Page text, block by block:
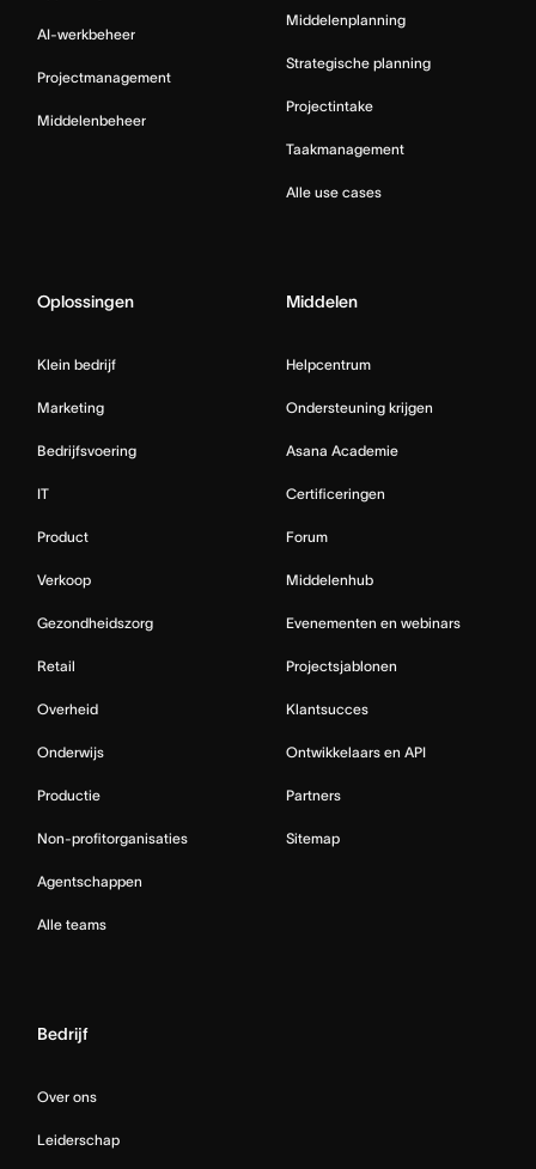
AI-werkbeheer
Projectmanagement
Middelenbeheer
Middelenplanning
Strategische planning
Projectintake
Taakmanagement
Alle use cases
Oplossingen
Klein bedrijf
Marketing
Bedrijfsvoering
IT
Product
Verkoop
Gezondheidszorg
Retail
Overheid
Onderwijs
Productie
Non-profitorganisaties
Agentschappen
Alle teams
Middelen
Helpcentrum
Ondersteuning krijgen
Asana Academie
Certificeringen
Forum
Middelenhub
Evenementen en webinars
Projectsjablonen
Klantsucces
Ontwikkelaars en API
Partners
Sitemap
Bedrijf
Over ons
Leiderschap